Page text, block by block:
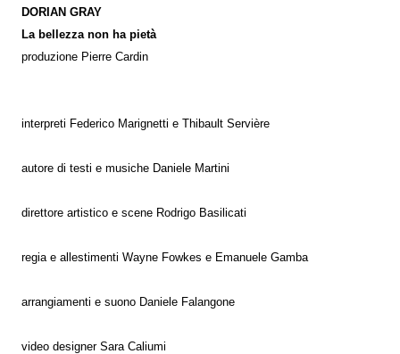
DORIAN GRAY
La bellezza non ha pietà
produzione Pierre Cardin
interpreti Federico Marignetti e Thibault Servière
autore di testi e musiche Daniele Martini
direttore artistico e scene Rodrigo Basilicati
regia e allestimenti Wayne Fowkes e Emanuele Gamba
arrangiamenti e suono Daniele Falangone
video designer Sara Caliumi